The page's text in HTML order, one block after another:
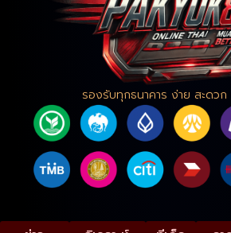
รองรับทุกธนาคาร ง่าย สะดว